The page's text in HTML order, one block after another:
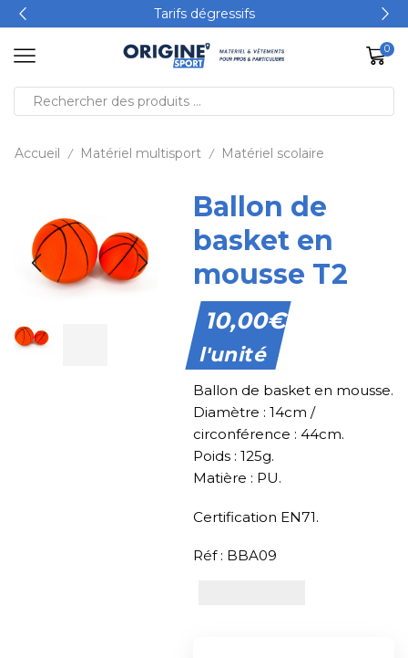
Tarifs dégressifs
0
Accueil / Matériel multisport / Matériel scolaire
Ballon de
basket en
mousse T2
10,00€
l'unité
Ballon de basket en mousse.
Diamètre : 14cm /
circonférence : 44cm.
Poids : 125g.
Matière : PU.
Certification EN71.
Réf : BBA09